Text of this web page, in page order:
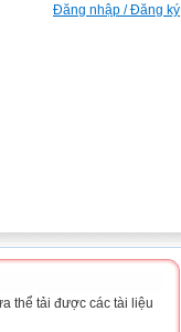
Đăng nhập / Đăng ký
thể tải được các tài liệu